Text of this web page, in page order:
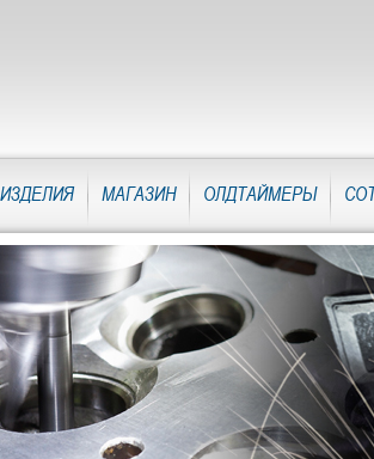
ИЗДЕЛИЯ МАГАЗИН ОЛДТАЙМЕРЫ